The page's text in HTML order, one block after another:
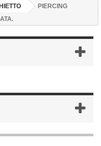
PIERCING